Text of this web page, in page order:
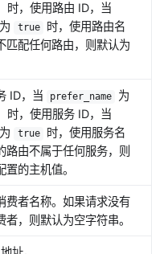
时，使用路由 ID，当
为 true
时，使用路由名
匹配任何路由，则默认为
ID，当 prefer_name 为
时，使用服务 ID，当
为 true
时，使用服务名
路由不属于任何服务，则
的主机值。
费者名称。如果请求没有
，则默认为空字符串。